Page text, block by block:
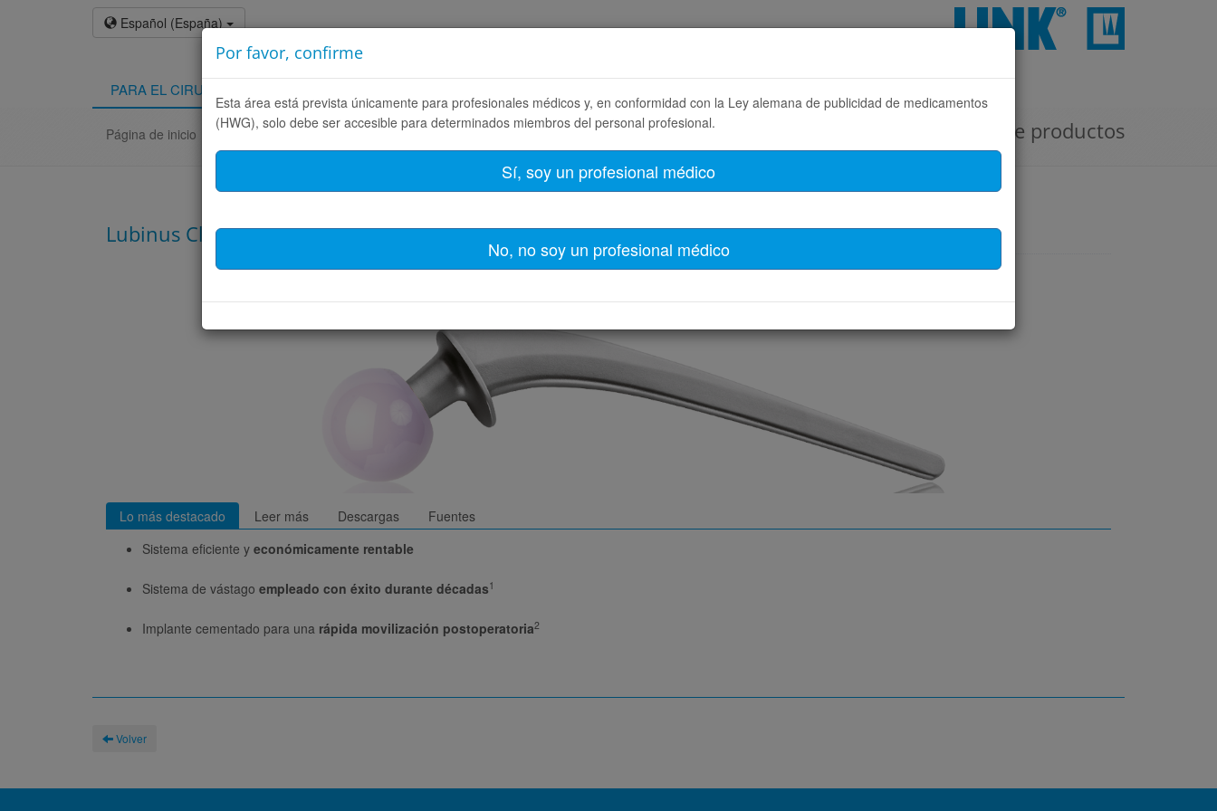
Español (España)
PARA EL CIRUJANO
Página de inicio PARA EL CIRUJANO Productos Filtro de productos
Lubinus Classic Plus
Lo más destacado Leer más Descargas
Fuentes
Sistema eficiente y económicamente rentable
Sistema de vástago empleado con éxito durante décadas1
Implante cementado para una rápida movilización postoperatoria2
Volver
Por favor, confirme
Esta área está prevista únicamente para profesionales médicos y, en conformidad con la Ley alemana de publicidad de medicamentos
(HWG), solo debe ser accesible para determinados miembros del personal profesional.
Sí, soy un profesional médico
No, no soy un profesional médico